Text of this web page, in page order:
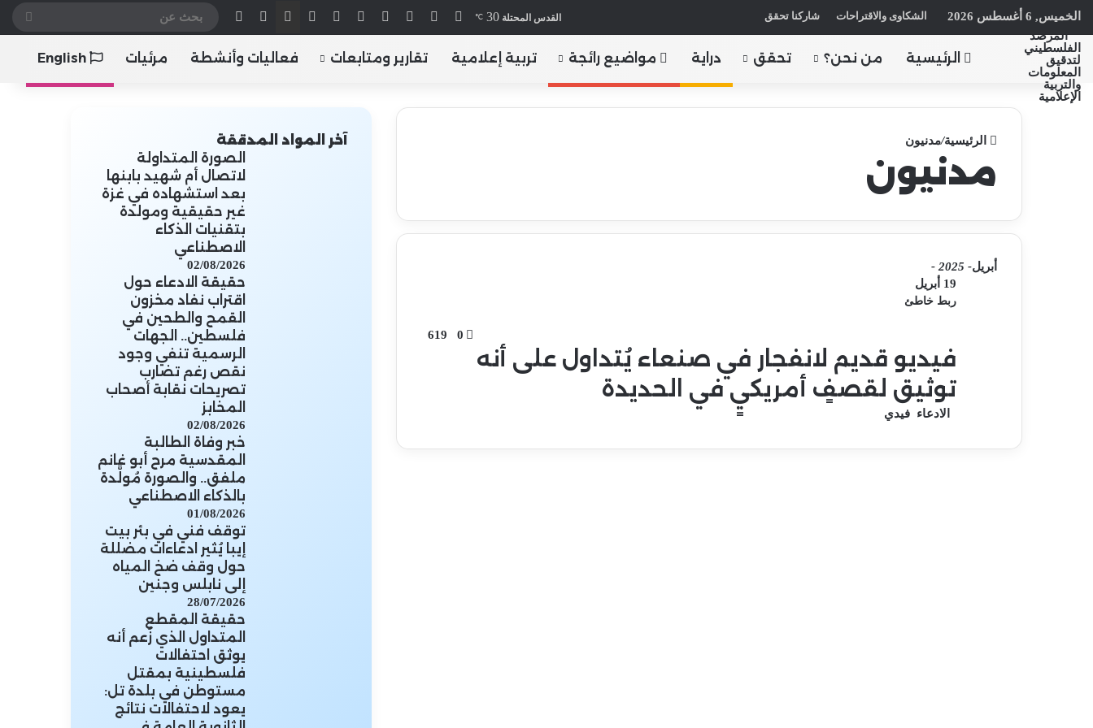
الخميس, 6 أغسطس 2026 الشكاوى والاقتراحات شاركنا تحقق القدس المحتلة 30
℃ فيسبوك يوتيوبانستقرام
تيلقرام‫TikTokملخص الموقع RSS
هاتف إضافة عمود جانبي
الوضع المظلم
الرئيسية من نحن؟ تحقق دراية مواضيع رائجة تربية إعلامية تقارير ومتابعات فعاليات وأنشطة مرئيات
الرئيسية/مدنيون
مدنيون
أبريل- 2025 -
19 أبريل
ربط خاطئ
0
فيديو قديم لانفجار في صنعاء يُتداول على أنه
توثيق لقصفٍ أمريكيٍ في الحديدة
الادعاء فيدي
آخر المواد المدققة
الصورة المتداولة
لاتصال أم شهيد بابنها
بعد استشهاده في غزة
غير حقيقية ومولدة
بتقنيات الذكاء
الاصطناعي
02/08/2026
حقيقة الادعاء حول
اقتراب نفاد مخزون
القمح والطحين في
فلسطين.. الجهات
الرسمية تنفي وجود
نقص رغم تضارب
تصريحات نقابة أصحاب
المخابز
02/08/2026
خبر وفاة الطالبة
المقدسية مرح أبو غانم
ملفق.. والصورة مُولَّدة
بالذكاء الاصطناعي
01/08/2026
توقف فني في بئر بيت
إيبا يُثير ادعاءات مضللة
حول وقف ضخ المياه
إلى نابلس وجنين
28/07/2026
حقيقة المقطع
المتداول الذي زُعم أنه
يوثق احتفالات
فلسطينية بمقتل
مستوطن في بلدة تل:
يعود لاحتفالات نتائج